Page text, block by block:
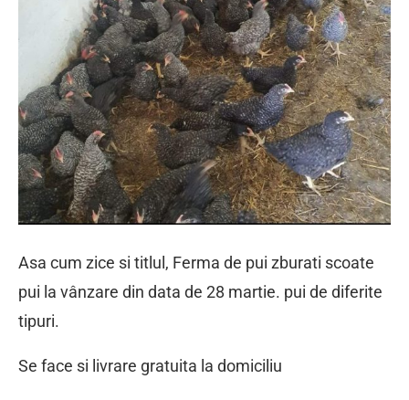
Asa cum zice si titlul, Ferma de pui zburati scoate
pui la vânzare din data de 28 martie. pui de diferite
tipuri.
Se face si livrare gratuita la domiciliu